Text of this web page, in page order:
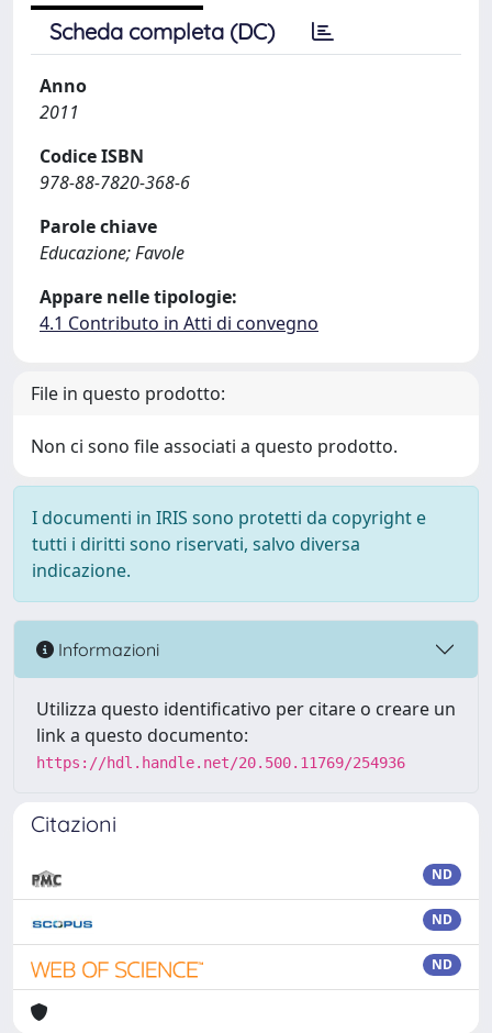
Scheda completa (DC)
Anno
2011
Codice ISBN
978-88-7820-368-6
Parole chiave
Educazione; Favole
Appare nelle tipologie:
4.1 Contributo in Atti di convegno
File in questo prodotto:
Non ci sono file associati a questo prodotto.
I documenti in IRIS sono protetti da copyright e
tutti i diritti sono riservati, salvo diversa
indicazione.
Informazioni
Utilizza questo identificativo per citare o creare un
link a questo documento:
https://hdl.handle.net/20.500.11769/254936
Citazioni
ND
ND
ND